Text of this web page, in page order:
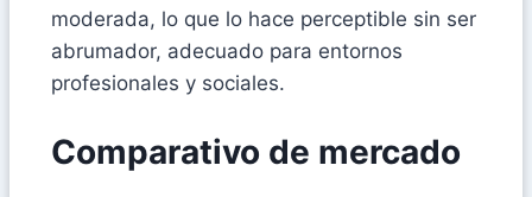
moderada, lo que lo hace perceptible sin ser
abrumador, adecuado para entornos
profesionales y sociales.
Comparativo de mercado